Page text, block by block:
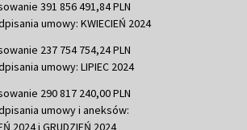
391 856 491,84 PLN
umowy: KWIECIEŃ 2024
237 754 754,24 PLN
umowy: LIPIEC 2024
290 817 240,00 PLN
umowy i aneksów:
2024 i GRUDZIEŃ 2024